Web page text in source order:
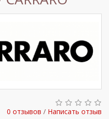
0 отзывов / Написать отзыв